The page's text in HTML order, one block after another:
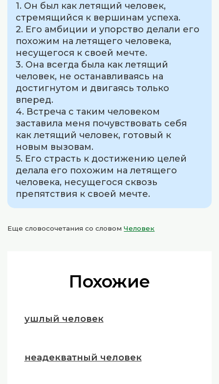
1. Он был как летящий человек,
стремящийся к вершинам успеха.
2. Его амбиции и упорство делали его
похожим на летящего человека,
несущегося к своей мечте.
3. Она всегда была как летящий
человек, не останавливаясь на
достигнутом и двигаясь только
вперед.
4. Встреча с таким человеком
заставила меня почувствовать себя
как летящий человек, готовый к
новым вызовам.
5. Его страсть к достижению целей
делала его похожим на летящего
человека, несущегося сквозь
препятствия к своей мечте.
Еще словосочетания со словомЧеловек
Похожие
ушлый человек
неадекватный человек